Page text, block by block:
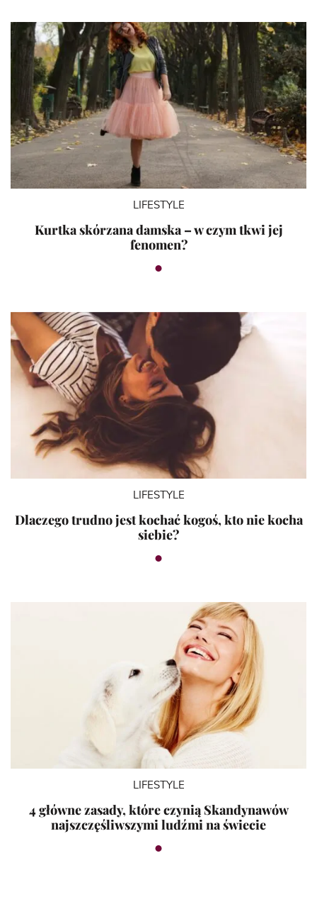
LIFESTYLE
Kurtka skórzana damska – w czym tkwi jej
fenomen?
LIFESTYLE
Dlaczego trudno jest kochać kogoś, kto nie kocha
siebie?
LIFESTYLE
4 główne zasady, które czynią Skandynawów
najszczęśliwszymi ludźmi na świecie